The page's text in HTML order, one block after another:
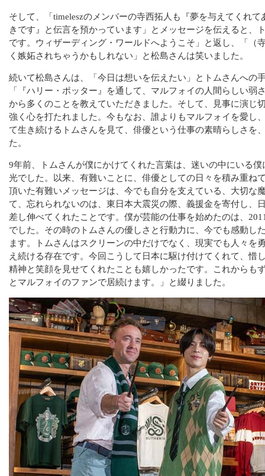
そして、「timeleszのメンバーの寺西拓人も『夢を与えてくれて
きです』と伝言を預かっています」とメッセージを伝えると、
です。ウィザーディング・ワールドへようこそ」と返し、「（
く嫉妬されちゃうかもしれない」と松島さんは笑いました。
続いて松島さんは、「今日は想いを伝えたい」とトムさんへの
「『ハリー・ポッター』を通して、マルフォイの人間らしい弱
から多くのことを教えていただきました。そして、見事に演じ
強く心を打たれました。今もなお、誰よりもマルフォイを愛し
て生き続けるトムさんを見て、俳優という仕事の素晴らしさを
た。
9年前、トムさんが僕にかけてくれた言葉は、迷いの中にいる
光でした。以来、有難いことに、俳優としての日々を積み重ね
頂いた有難いメッセージは、今でも自分を支えている、大切な
て、忘れられないのは、東日本大震災の際、義援金を寄付し、
差し伸べてくれたことです。僕が芸能の仕事を始めたのは、
でした。その時のトムさんの優しさと行動力に、今でも感動し
ます。トムさんはスクリーンの中だけでなく、現実でも人々を
え続ける存在です。今回こうして日本に駆け付けてくれて、惜
精神と笑顔を見せてくれたことも嬉しかったです。これからも
とマルフォイのファンで居続けます。」と綴りました。